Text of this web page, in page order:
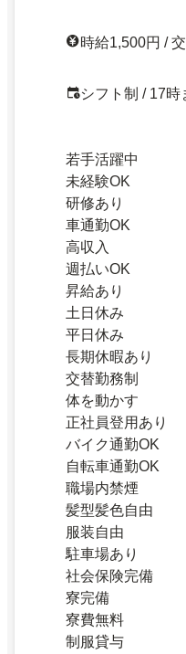
時給1,500円 /
シフト制 / 17時
若手活躍中
未経験OK
研修あり
車通勤OK
高収入
週払いOK
昇給あり
土日休み
平日休み
長期休暇あり
交替勤務制
体を動かす
正社員登用あり
バイク通勤OK
自転車通勤OK
職場内禁煙
髪型髪色自由
服装自由
駐車場あり
社会保険完備
寮完備
寮費無料
制服貸与